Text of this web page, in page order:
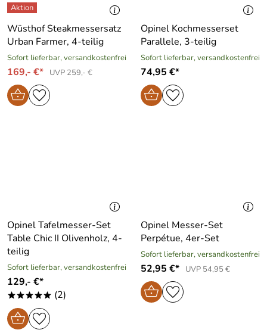
Wüsthof Steakmessersatz
Urban Farmer, 4-teilig
Sofort lieferbar, versandkostenfrei
169,- €* UVP 259,- €
Opinel Kochmesserset
Parallele, 3-teilig
Sofort lieferbar, versandkostenfrei
74,95 €*
Opinel Tafelmesser-Set
Table Chic II Olivenholz, 4-
teilig
Sofort lieferbar, versandkostenfrei
129,- €*
***** (2)
Opinel Messer-Set
Perpétue, 4er-Set
Sofort lieferbar, versandkostenfrei
52,95 €* UVP 54,95 €